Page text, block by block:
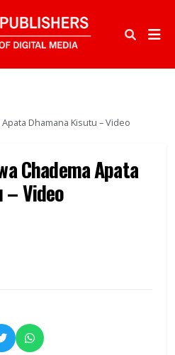
Dhamana Kisutu – Video
Chadema Apata
– Video